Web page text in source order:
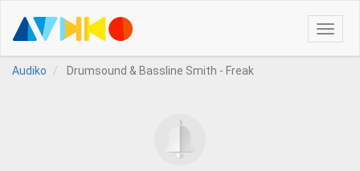
Toggle
Audiko
Drumsound & Bassline Smith - Freak